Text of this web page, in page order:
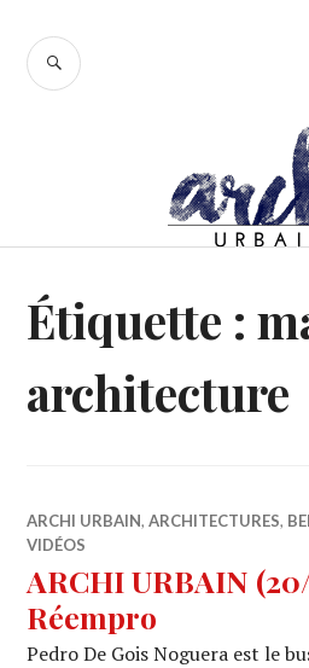
contenu
RECHERCHE
Étiquette :
architecture
ARCHI URBAIN,ARCHITECTURES,
VIDÉOS
ARCHI URBAIN
Réempro
Pedro De Gois Noguera est le